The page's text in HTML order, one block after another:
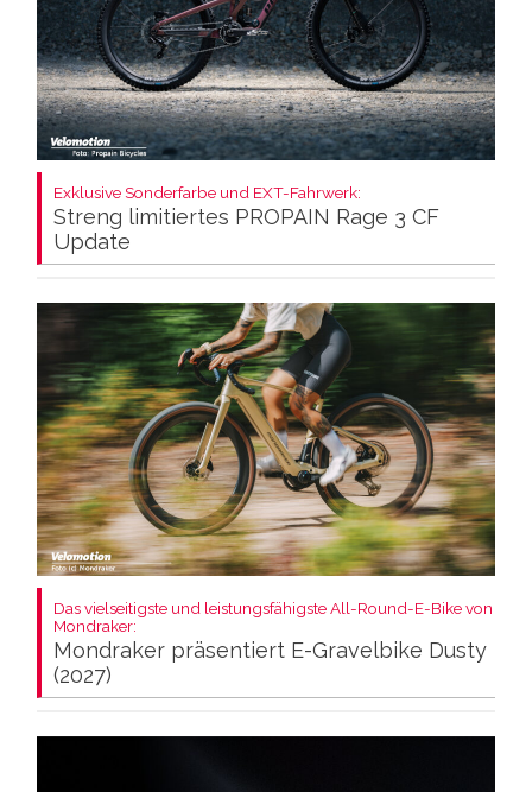
Exklusive Sonderfarbe und EXT-Fahrwerk:
Streng limitiertes PROPAIN Rage 3 CF
Update
Das vielseitigste und leistungsfähigste All-Round-E-Bike von
Mondraker:
Mondraker präsentiert E-Gravelbike Dusty
(2027)